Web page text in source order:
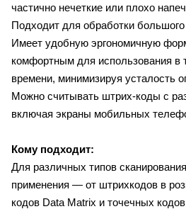
частично нечеткие или плохо
Подходит для обработки
Имеет удобную эргономичную
комфортным для использования в
времени, минимизируя усталость
Можно считывать штрих-коды с
включая экраны мобильных
Кому подходит:
Для различных типов
применения — от штрихкодов в
кодов Data Matrix и точечных